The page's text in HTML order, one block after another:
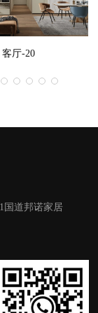
客厅-19
国道邦诺家居